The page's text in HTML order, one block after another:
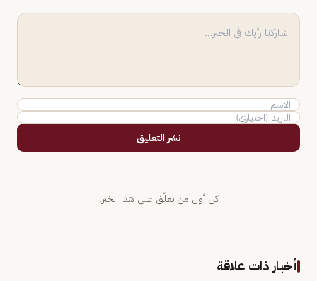
نشر التعليق
كن أول من يعلّق على هذا الخبر.
أخبار ذات علاقة